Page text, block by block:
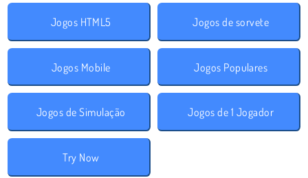
Jogos HTML5 Jogos de sorvete
Jogos Mobile Jogos Populares
Jogos de Simulação Jogos de 1 Jogador
Try Now